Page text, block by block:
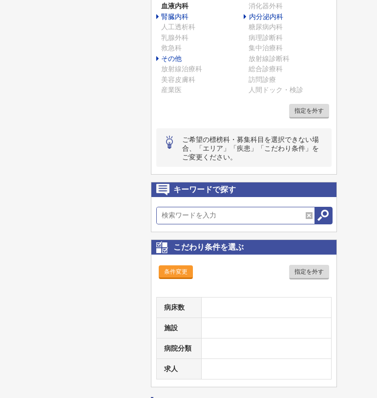
血液内科
消化器外科
腎臓内科
内分泌内科
人工透析科
糖尿病内科
乳腺外科
病理診断科
救急科
集中治療科
その他
放射線診断科
放射線治療科
総合診療科
美容皮膚科
訪問診療
産業医
人間ドック・検診
指定を外す
ご希望の標榜科・募集科目を選択できない場
合、「エリア」「疾患」「こだわり条件」を
ご変更ください。
キーワードで探す
こだわり条件を選ぶ
条件変更 指定を外す
病床数
施設
病院分類
求人